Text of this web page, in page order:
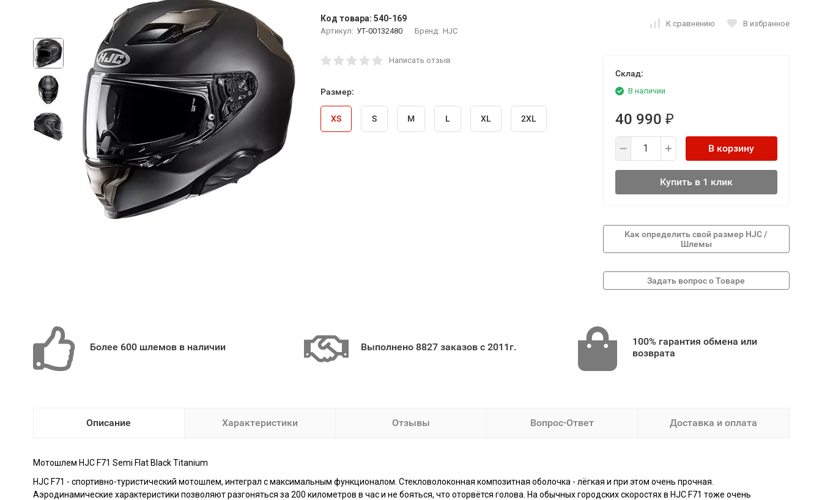
Код товара: 540-169
Артикул: УТ-00132480 Бренд: HJC
К сравнению В избранное
Написать отзыв
Размер:
XS S M L XL 2XL
Склад:
В наличии
40 990 ₽
В корзину
Купить в 1 клик
Как определить свой размер HJC /
Шлемы
Более 600 шлемов в наличии Выполнено 8827 заказов с 2011г.
100% гарантия обмена или
возврата
Описание Характеристики Отзывы Вопрос-Ответ Доставка и оплата
Мотошлем HJC F71 Semi Flat Black Titanium
HJC F71 - спортивно-туристический мотошлем, интеграл с максимальным функционалом. Стекловолоконная композитная оболочка - лёгкая и при этом очень прочная.
Аэродинамические характеристики позволяют разгоняться за 200 километров в час и не бояться, что оторвётся голова. На обычных городских скоростях в HJC F71 тоже очень